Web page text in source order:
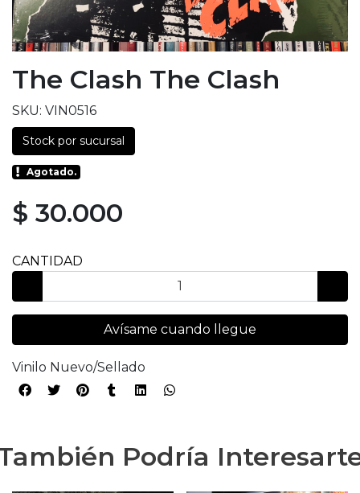
The Clash The Clash
SKU: VIN0516
Stock por sucursal
Agotado.
$ 30.000
CANTIDAD
Avísame cuando llegue
Vinilo Nuevo/Sellado
Podría